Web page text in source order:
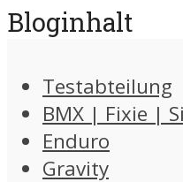
Bloginhalt
Testabteilung
BMX | Fixie |
Enduro
Gravity